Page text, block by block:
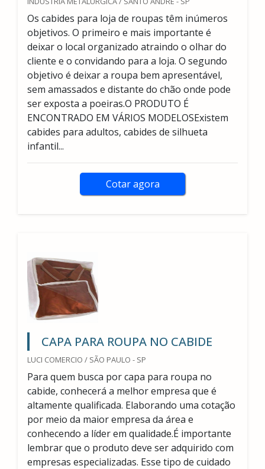
Os cabides para loja de roupas têm inúmeros
objetivos. O primeiro e mais importante é
deixar o local organizado atraindo o olhar do
cliente e o convidando para a loja. O segundo
objetivo é deixar a roupa bem apresentável,
sem amassados e distante do chão onde pode
ser exposta a poeiras.O PRODUTO É
ENCONTRADO EM VÁRIOS MODELOSExistem
cabides para adultos, cabides de silhueta
infantil...
Cotar agora
CAPA PARA ROUPA NO CABIDE
LUCI COMERCIO / SÃO PAULO - SP
Para quem busca por capa para roupa no
cabide, conhecerá a melhor empresa que é
altamente qualificada. Elaborando uma cotação
por meio da maior empresa da área e
conhecendo a líder em qualidade.É importante
lembrar que o produto deve ser adquirido com
empresas especializadas. Esse tipo de cuidado